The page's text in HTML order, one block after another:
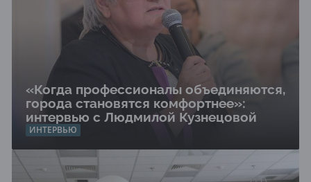
«Когда профессионалы объединяются,
города становятся комфортнее»:
интервью с Людмилой Кузнецовой
ИНТЕРВЬЮ